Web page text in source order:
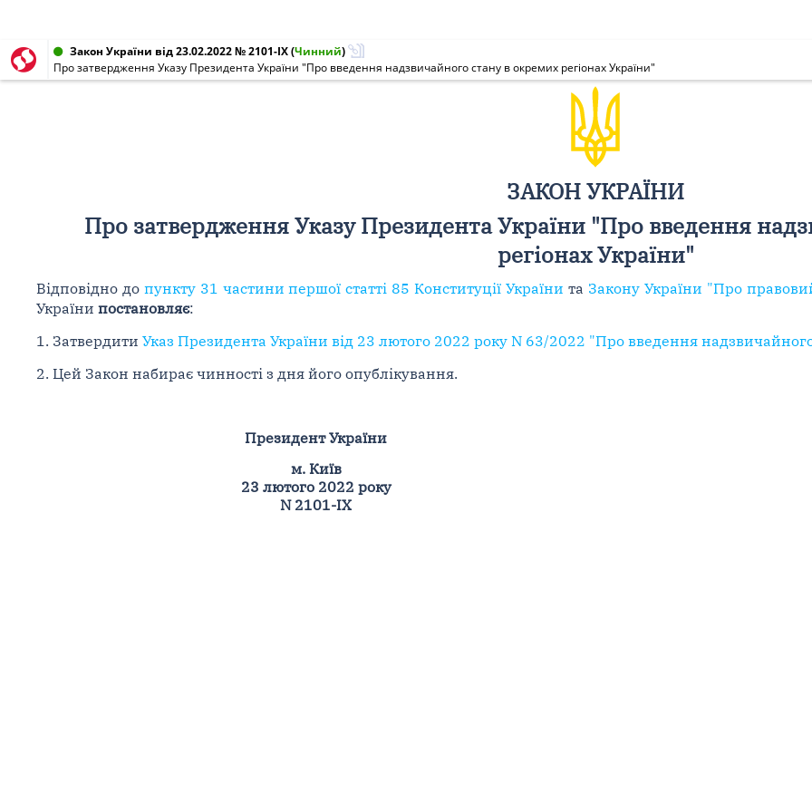
Закон України від 23.02.2022 № 2101-IX(Чинний)
Про затвердження Указу Президента України "Про введення надзвичайного стану в окремих регіонах України"